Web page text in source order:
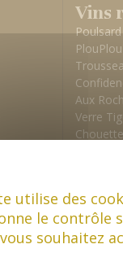
Vins
Poulsard
Aux
Verre
utilise des
le contrôle
souhaitez